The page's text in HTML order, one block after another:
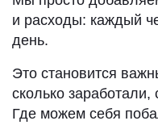
и расходы: каждый
день.
Это становится
сколько заработали,
Где можем себя